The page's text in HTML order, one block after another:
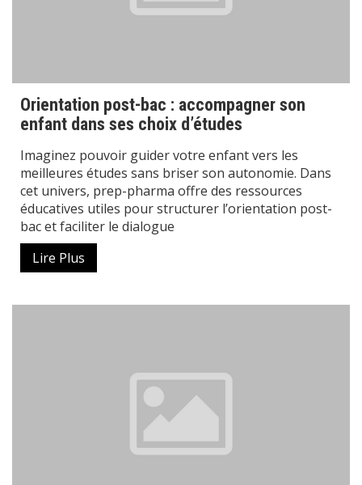
Orientation post-bac : accompagner son
enfant dans ses choix d’études
Imaginez pouvoir guider votre enfant vers les
meilleures études sans briser son autonomie. Dans
cet univers, prep-pharma offre des ressources
éducatives utiles pour structurer l’orientation post-
bac et faciliter le dialogue
Lire Plus